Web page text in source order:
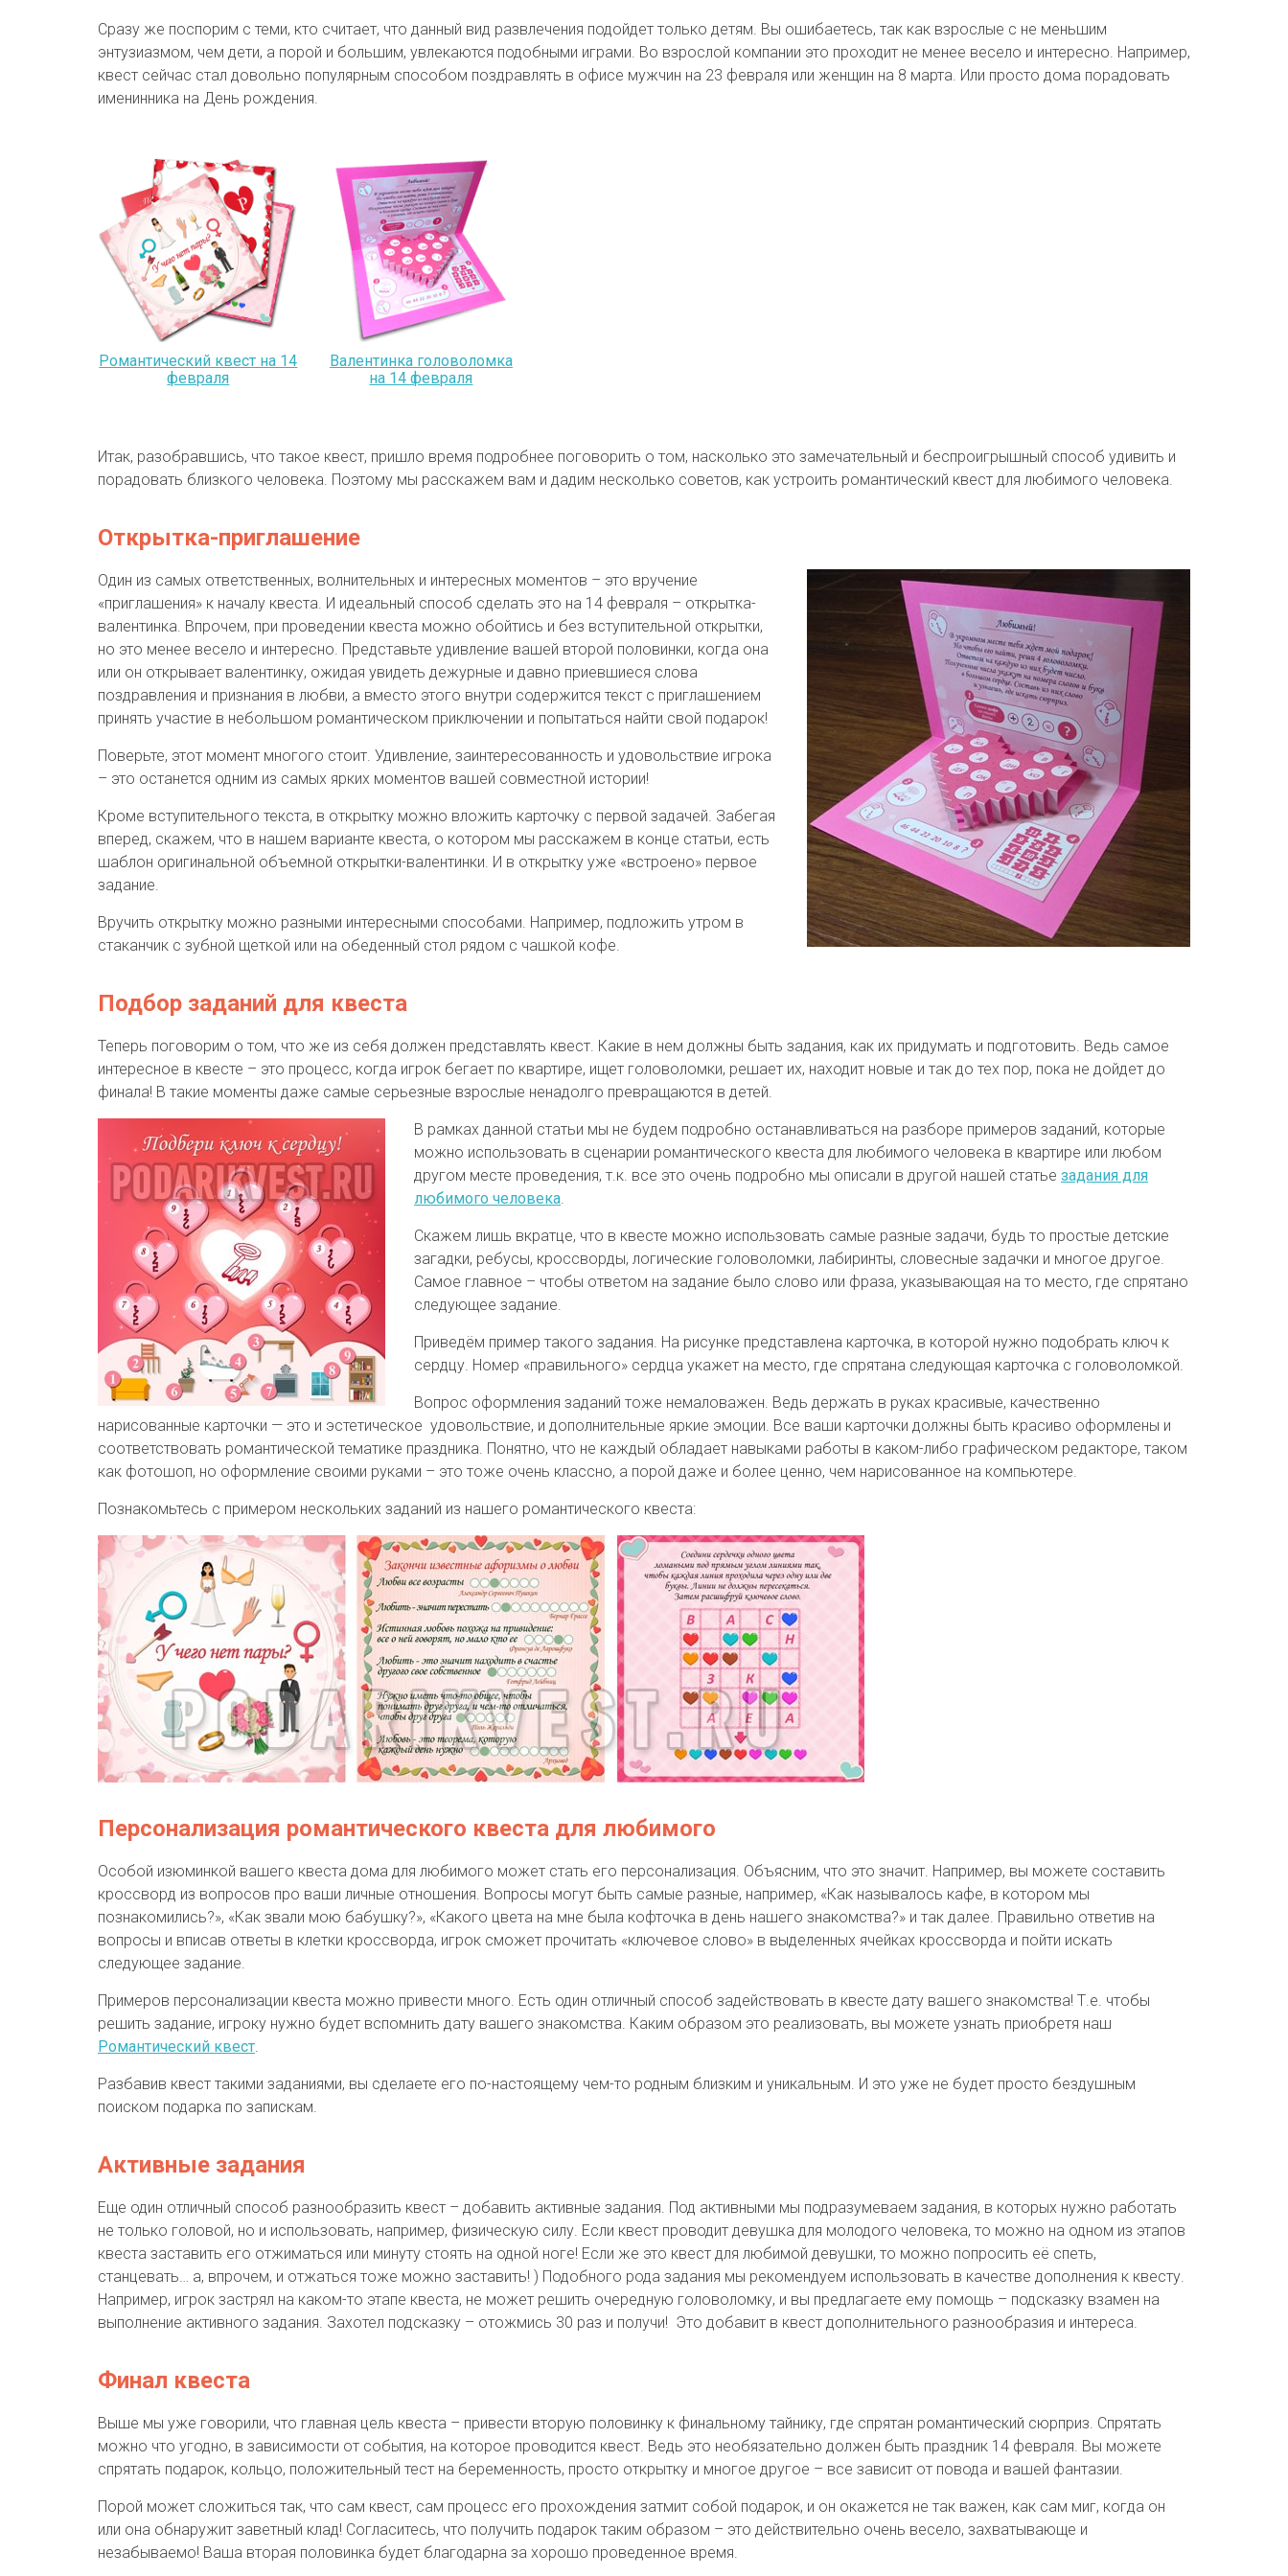
Сразу же поспорим с теми, кто считает, что данный вид развлечения подойдет только детям. Вы ошибаетесь, так как взрослые с не меньшим
энтузиазмом, чем дети, а порой и большим, увлекаются подобными играми. Во взрослой компании это проходит не менее весело и интересно. Например,
квест сейчас стал довольно популярным способом поздравлять в офисе мужчин на 23 февраля или женщин на 8 марта. Или просто дома порадовать
именинника на День рождения.
Романтический квест на 14
февраля
Валентинка головоломка
на 14 февраля
Итак, разобравшись, что такое квест, пришло время подробнее поговорить о том, насколько это замечательный и беспроигрышный способ удивить и
порадовать близкого человека. Поэтому мы расскажем вам и дадим несколько советов, как устроить романтический квест для любимого человека.
Открытка-приглашение
Один из самых ответственных, волнительных и интересных моментов – это вручение
«приглашения» к началу квеста. И идеальный способ сделать это на 14 февраля – открытка-
валентинка. Впрочем, при проведении квеста можно обойтись и без вступительной открытки,
но это менее весело и интересно. Представьте удивление вашей второй половинки, когда она
или он открывает валентинку, ожидая увидеть дежурные и давно приевшиеся слова
поздравления и признания в любви, а вместо этого внутри содержится текст с приглашением
принять участие в небольшом романтическом приключении и попытаться найти свой подарок!
Поверьте, этот момент многого стоит. Удивление, заинтересованность и удовольствие игрока
– это останется одним из самых ярких моментов вашей совместной истории!
Кроме вступительного текста, в открытку можно вложить карточку с первой задачей. Забегая
вперед, скажем, что в нашем варианте квеста, о котором мы расскажем в конце статьи, есть
шаблон оригинальной объемной открытки-валентинки. И в открытку уже «встроено» первое
задание.
Вручить открытку можно разными интересными способами. Например, подложить утром в
стаканчик с зубной щеткой или на обеденный стол рядом с чашкой кофе.
Подбор заданий для квеста
Теперь поговорим о том, что же из себя должен представлять квест. Какие в нем должны быть задания, как их придумать и подготовить. Ведь самое
интересное в квесте – это процесс, когда игрок бегает по квартире, ищет головоломки, решает их, находит новые и так до тех пор, пока не дойдет до
финала! В такие моменты даже самые серьезные взрослые ненадолго превращаются в детей.
В рамках данной статьи мы не будем подробно останавливаться на разборе примеров заданий, которые
можно использовать в сценарии романтического квеста для любимого человека в квартире или любом
другом месте проведения, т.к. все это очень подробно мы описали в другой нашей статье задания для
любимого человека.
Скажем лишь вкратце, что в квесте можно использовать самые разные задачи, будь то простые детские
загадки, ребусы, кроссворды, логические головоломки, лабиринты, словесные задачки и многое другое.
Самое главное – чтобы ответом на задание было слово или фраза, указывающая на то место, где спрятано
следующее задание.
Приведём пример такого задания. На рисунке представлена карточка, в которой нужно подобрать ключ к
сердцу. Номер «правильного» сердца укажет на место, где спрятана следующая карточка с головоломкой.
Вопрос оформления заданий тоже немаловажен. Ведь держать в руках красивые, качественно
нарисованные карточки — это и эстетическое удовольствие, и дополнительные яркие эмоции. Все ваши карточки должны быть красиво оформлены и
соответствовать романтической тематике праздника. Понятно, что не каждый обладает навыками работы в каком-либо графическом редакторе, таком
как фотошоп, но оформление своими руками – это тоже очень классно, а порой даже и более ценно, чем нарисованное на компьютере.
Познакомьтесь с примером нескольких заданий из нашего романтического квеста:
Персонализация романтического квеста для любимого
Особой изюминкой вашего квеста дома для любимого может стать его персонализация. Объясним, что это значит. Например, вы можете составить
кроссворд из вопросов про ваши личные отношения. Вопросы могут быть самые разные, например, «Как называлось кафе, в котором мы
познакомились?», «Как звали мою бабушку?», «Какого цвета на мне была кофточка в день нашего знакомства?» и так далее. Правильно ответив на
вопросы и вписав ответы в клетки кроссворда, игрок сможет прочитать «ключевое слово» в выделенных ячейках кроссворда и пойти искать
следующее задание.
Примеров персонализации квеста можно привести много. Есть один отличный способ задействовать в квесте дату вашего знакомства! Т.е. чтобы
решить задание, игроку нужно будет вспомнить дату вашего знакомства. Каким образом это реализовать, вы можете узнать приобретя наш
Романтический квест.
Разбавив квест такими заданиями, вы сделаете его по-настоящему чем-то родным близким и уникальным. И это уже не будет просто бездушным
поиском подарка по запискам.
Активные задания
Еще один отличный способ разнообразить квест – добавить активные задания. Под активными мы подразумеваем задания, в которых нужно работать
не только головой, но и использовать, например, физическую силу. Если квест проводит девушка для молодого человека, то можно на одном из этапов
квеста заставить его отжиматься или минуту стоять на одной ноге! Если же это квест для любимой девушки, то можно попросить её спеть,
станцевать… а, впрочем, и отжаться тоже можно заставить! ) Подобного рода задания мы рекомендуем использовать в качестве дополнения к квесту.
Например, игрок застрял на каком-то этапе квеста, не может решить очередную головоломку, и вы предлагаете ему помощь – подсказку взамен на
выполнение активного задания. Захотел подсказку – отожмись 30 раз и получи! Это добавит в квест дополнительного разнообразия и интереса.
Финал квеста
Выше мы уже говорили, что главная цель квеста – привести вторую половинку к финальному тайнику, где спрятан романтический сюрприз. Спрятать
можно что угодно, в зависимости от события, на которое проводится квест. Ведь это необязательно должен быть праздник 14 февраля. Вы можете
спрятать подарок, кольцо, положительный тест на беременность, просто открытку и многое другое – все зависит от повода и вашей фантазии.
Порой может сложиться так, что сам квест, сам процесс его прохождения затмит собой подарок, и он окажется не так важен, как сам миг, когда он
или она обнаружит заветный клад! Согласитесь, что получить подарок таким образом – это действительно очень весело, захватывающе и
незабываемо! Ваша вторая половинка будет благодарна за хорошо проведенное время.